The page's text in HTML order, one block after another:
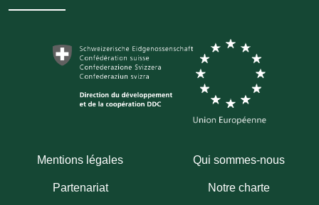
Mentions légales Qui sommes-nous
Partenariat Notre charte